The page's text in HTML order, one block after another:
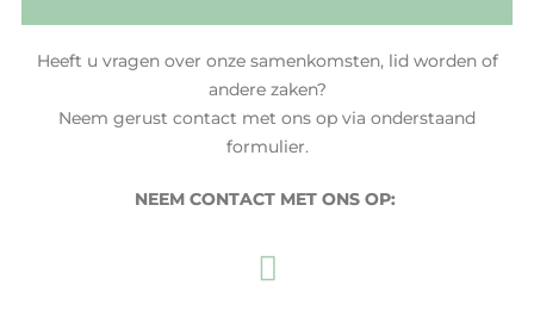
Heeft u vragen over onze samenkomsten, lid worden of
andere zaken?
Neem gerust contact met ons op via onderstaand
formulier.
NEEM CONTACT MET ONS OP: